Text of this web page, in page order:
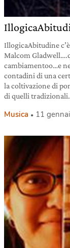
IllogicaAbitudine
Malcom
cambiamentoo…e
contadini di una
la coltivazione di
di quelli
Musica 11